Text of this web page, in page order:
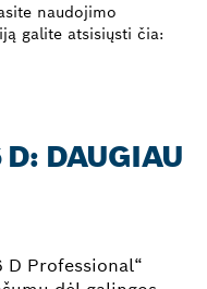
naudojimo
galite atsisiųsti čia:
DAUGIAU
D Professional“